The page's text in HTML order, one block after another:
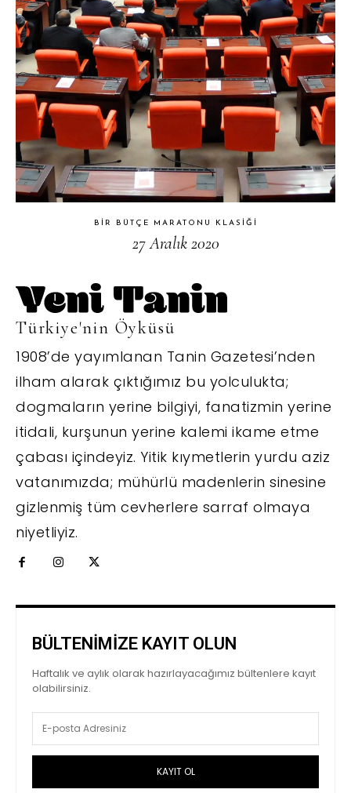
BIR BÜTÇE MARATONU KLASIĞI
27 Aralık 2020
Türkiye'nin Öyküsü
1908’de yayımlanan Tanin Gazetesi’nden
ilham alarak çıktığımız bu yolculukta;
dogmaların yerine bilgiyi, fanatizmin yerine
itidali, kurşunun yerine kalemi ikame etme
çabası içindeyiz. Yitik kıymetlerin yurdu aziz
vatanımızda; mühürlü madenlerin sinesine
gizlenmiş tüm cevherlere sarraf olmaya
niyetliyiz.
BÜLTENİMİZE KAYIT OLUN
Haftalık ve aylık olarak hazırlayacağımız bültenlere kayıt
olabilirsiniz.
KAYIT OL